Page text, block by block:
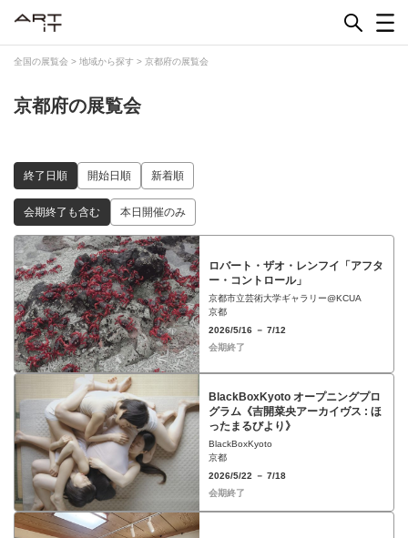
全国の展覧会 > 地域から探す > 京都府の展覧会
京都府の展覧会
終了日順 開始日順 新着順
会期終了も含む 本日開催のみ
ロバート・ザオ・レンフイ「アフタ
ー・コントロール」
京都市立芸術大学ギャラリー@KCUA
京都
2026/5/16 － 7/12
会期終了
BlackBoxKyoto オープニングプロ
グラム《吉開菜央アーカイヴス : ほ
ったまるびより》
BlackBoxKyoto
京都
2026/5/22 － 7/18
会期終了